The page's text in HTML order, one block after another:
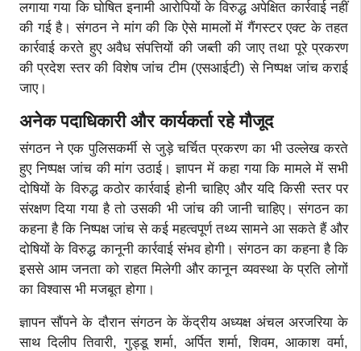
लगाया गया कि घोषित इनामी आरोपियों के विरुद्ध अपेक्षित कार्रवाई नहीं
की गई है। संगठन ने मांग की कि ऐसे मामलों में गैंगस्टर एक्ट के तहत
कार्रवाई करते हुए अवैध संपत्तियों की जब्ती की जाए तथा पूरे प्रकरण
की प्रदेश स्तर की विशेष जांच टीम (एसआईटी) से निष्पक्ष जांच कराई
जाए।
अनेक पदाधिकारी और कार्यकर्ता रहे मौजूद
संगठन ने एक पुलिसकर्मी से जुड़े चर्चित प्रकरण का भी उल्लेख करते
हुए निष्पक्ष जांच की मांग उठाई। ज्ञापन में कहा गया कि मामले में सभी
दोषियों के विरुद्ध कठोर कार्रवाई होनी चाहिए और यदि किसी स्तर पर
संरक्षण दिया गया है तो उसकी भी जांच की जानी चाहिए। संगठन का
कहना है कि निष्पक्ष जांच से कई महत्वपूर्ण तथ्य सामने आ सकते हैं और
दोषियों के विरुद्ध कानूनी कार्रवाई संभव होगी। संगठन का कहना है कि
इससे आम जनता को राहत मिलेगी और कानून व्यवस्था के प्रति लोगों
का विश्वास भी मजबूत होगा।
ज्ञापन सौंपने के दौरान संगठन के केंद्रीय अध्यक्ष अंचल अरजरिया के
साथ दिलीप तिवारी, गुड्डू शर्मा, अर्पित शर्मा, शिवम, आकाश वर्मा,